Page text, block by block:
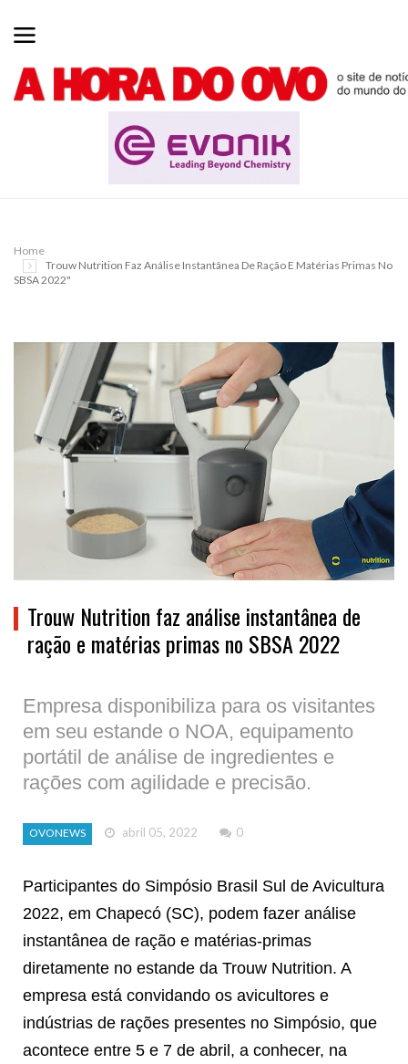
Home
Trouw Nutrition Faz Análise Instantânea De Ração E Matérias Primas No
SBSA 2022"
Trouw Nutrition faz análise instantânea de
ração e matérias primas no SBSA 2022
Empresa disponibiliza para os visitantes
em seu estande o NOA, equipamento
portátil de análise de ingredientes e
rações com agilidade e precisão.
OVONEWS abril 05, 2022 0
Participantes do Simpósio Brasil Sul de Avicultura
2022, em Chapecó (SC), podem fazer análise
instantânea de ração e matérias-primas
diretamente no estande da Trouw Nutrition. A
empresa está convidando os avicultores e
indústrias de rações presentes no Simpósio, que
acontece entre 5 e 7 de abril, a conhecer, na